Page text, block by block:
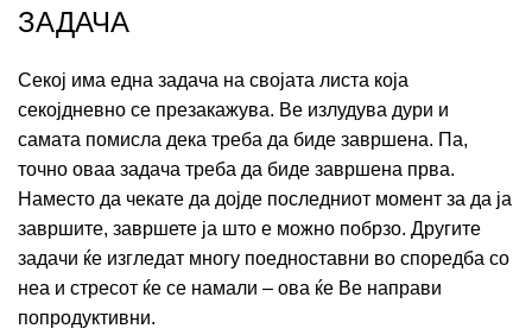
ЗАДАЧА
Секој има една задача на својата листа која
секојдневно се презакажува. Ве излудува дури и
самата помисла дека треба да биде завршена. Па,
точно оваа задача треба да биде завршена прва.
Наместо да чекате да дојде последниот момент за да ја
завршите, завршете ја што е можно побрзо. Другите
задачи ќе изгледат многу поедноставни во споредба со
неа и стресот ќе се намали – ова ќе Ве направи
попродуктивни.